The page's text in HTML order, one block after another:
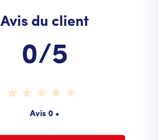
Avis du client
0/5
Avis 0 •